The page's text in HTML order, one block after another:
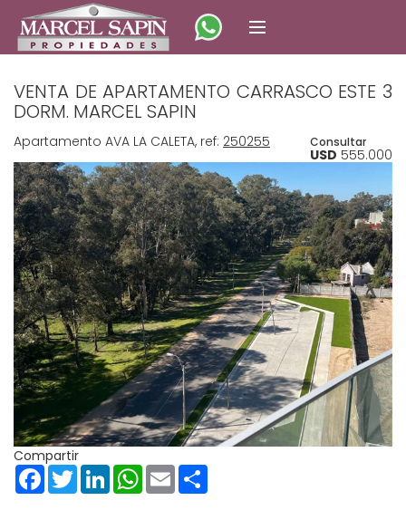
VENTA DE APARTAMENTO CARRASCO ESTE 3
DORM. MARCEL SAPIN
Apartamento AVA LA CALETA, ref: 250255 Consultar
USD 555.000
Compartir
Facebook
TwitterLinkedInWhatsApp
Email